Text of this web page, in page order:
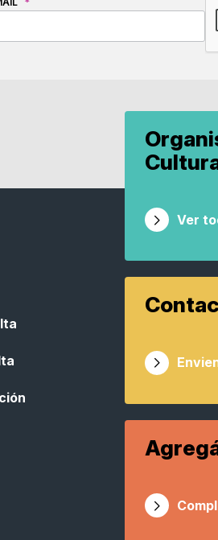
Ver